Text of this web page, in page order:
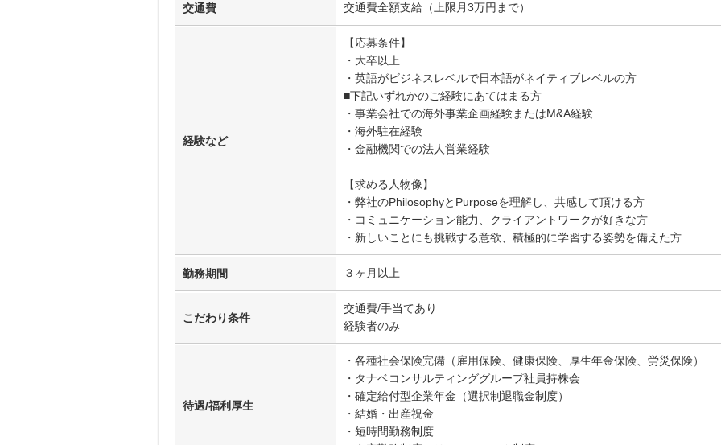
交通費 交通費全額支給（上限月3万円まで）
経験など
【応募条件】
・大卒以上
・英語がビジネスレベルで日本語がネイティブレベルの方
■下記いずれかのご経験にあてはまる方
・事業会社での海外事業企画経験またはM&A経験
・海外駐在経験
・金融機関での法人営業経験
【求める人物像】
・弊社のPhilosophyとPurposeを理解し、共感して頂ける方
・コミュニケーション能力、クライアントワークが好きな方
・新しいことにも挑戦する意欲、積極的に学習する姿勢を備えた方
勤務期間 ３ヶ月以上
こだわり条件
交通費/手当てあり
経験者のみ
待遇/福利厚生
・各種社会保険完備（雇用保険、健康保険、厚生年金保険、労災保険）
・タナベコンサルティンググループ社員持株会
・確定給付型企業年金（選択制退職金制度）
・結婚・出産祝金
・短時間勤務制度